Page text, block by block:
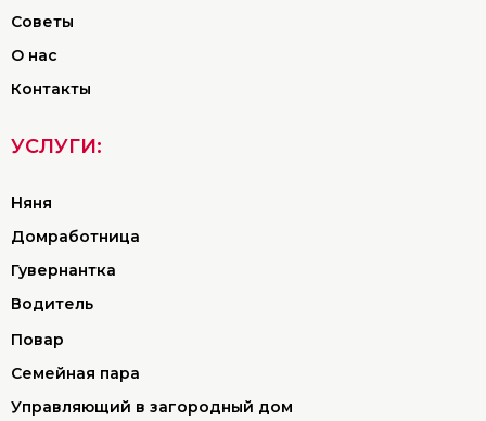
Советы
О нас
Контакты
УСЛУГИ:
Няня
Домработница
Гувернантка
Водитель
Повар
Семейная пара
Управляющий в загородный дом